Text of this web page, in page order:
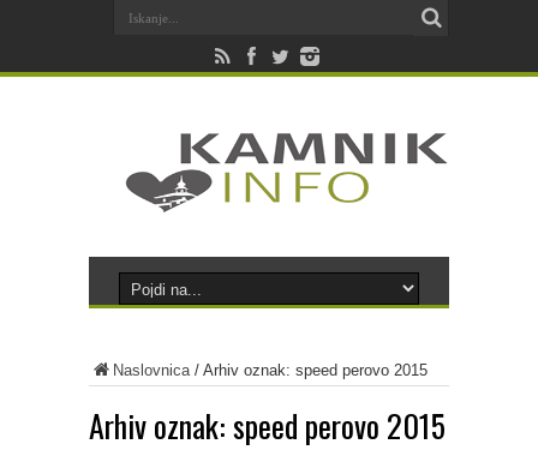
Naslovnica/ Arhiv oznak: speed perovo 2015
Arhiv oznak:speed perovo 2015